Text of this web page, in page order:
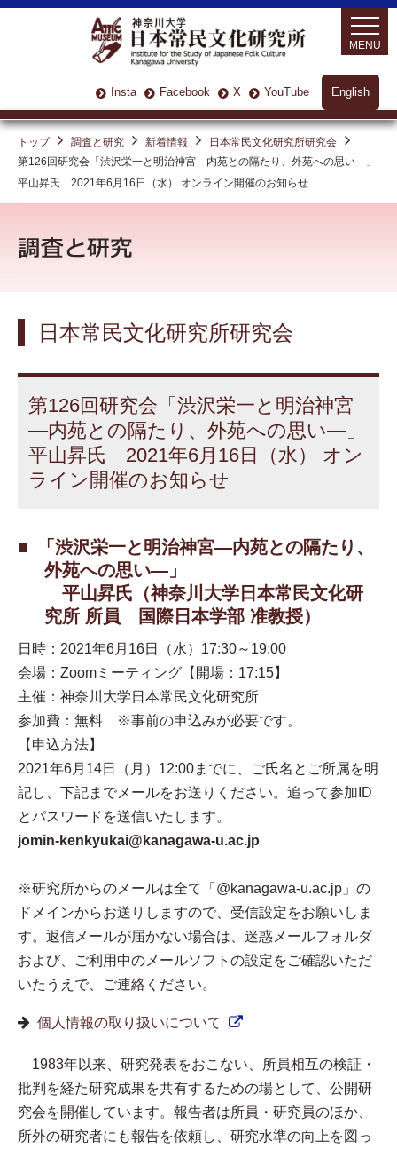
English
Insta Facebook X YouTube
MENU
トップ 調査と研究 新着情報
日本常民文化研究所研究会
第126回研究会「渋沢栄一と明治神宮—内苑との隔たり、外苑への思い—」
平山昇氏 2021年6月16日（水） オンライン開催のお知らせ
日本常民文化研究所研究会
第126回研究会「渋沢栄一と明治神宮
—内苑との隔たり、外苑への思い—」
平山昇氏 2021年6月16日（水） オン
ライン開催のお知らせ
「渋沢栄一と明治神宮—内苑との隔たり、
外苑への思い—」
平山昇氏（神奈川大学日本常民文化研
究所 所員 国際日本学部 准教授）
日時：2021年6月16日（水）17:30～19:00
会場：Zoomミーティング【開場：17:15】
主催：神奈川大学日本常民文化研究所
参加費：無料 ※事前の申込みが必要です。
【申込方法】
2021年6月14日（月）12:00までに、ご氏名とご所属を明
記し、下記までメールをお送りください。追って参加ID
とパスワードを送信いたします。
jomin-kenkyukai@kanagawa-u.ac.jp
※研究所からのメールは全て「@kanagawa-u.ac.jp」の
ドメインからお送りしますので、受信設定をお願いしま
す。返信メールが届かない場合は、迷惑メールフォルダ
および、ご利用中のメールソフトの設定をご確認いただ
いたうえで、ご連絡ください。
個人情報の取り扱いについて
1983年以来、研究発表をおこない、所員相互の検証・
批判を経た研究成果を共有するための場として、公開研
究会を開催しています。報告者は所員・研究員のほか、
所外の研究者にも報告を依頼し、研究水準の向上を図っ